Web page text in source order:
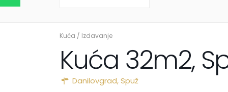
Kuća / Izdavanje
Kuća 32m2,
Danilovgrad,Spuž